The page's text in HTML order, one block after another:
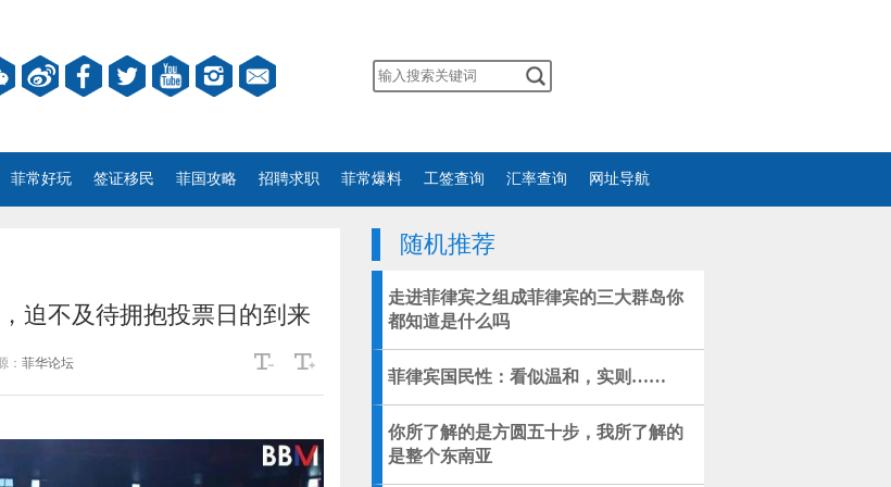
菲常好玩 签证移民 菲国攻略 招聘求职 菲常爆料 工签查询 汇率查询 网址导航
迫不及待拥抱投票日的到来
： 菲华论坛
随机推荐
走进菲律宾之组成菲律宾的三大群岛你
都知道是什么吗
菲律宾国民性：看似温和，实则……
你所了解的是方圆五十步，我所了解的
是整个东南亚